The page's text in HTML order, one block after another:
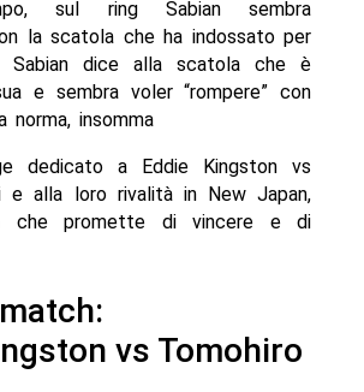
sul ring Sabian sembra
la scatola che ha indossato per
Sabian dice alla scatola che è
e sembra voler “rompere” con
norma, insomma
dedicato a Eddie Kingston vs
e alla loro rivalità in New Japan,
che promette di vincere e di
vs Tomohiro